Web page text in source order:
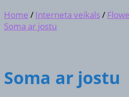
Home / Interneta veikals/
Soma ar jostu
Soma ar jostu